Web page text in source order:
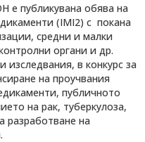
е публикувана обява на
(IMI2) с покана
средни и малки
органи и др.
в конкурс за
на проучвания
публичното
на рак, туберкулоза,
разработване на